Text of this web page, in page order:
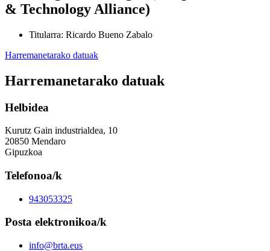
& Technology Alliance)
Titularra: Ricardo Bueno Zabalo
Harremanetarako datuak
Harremanetarako datuak
Helbidea
Kurutz Gain industrialdea, 10
20850 Mendaro
Gipuzkoa
Telefonoa/k
943053325
Posta elektronikoa/k
info@brta.eus